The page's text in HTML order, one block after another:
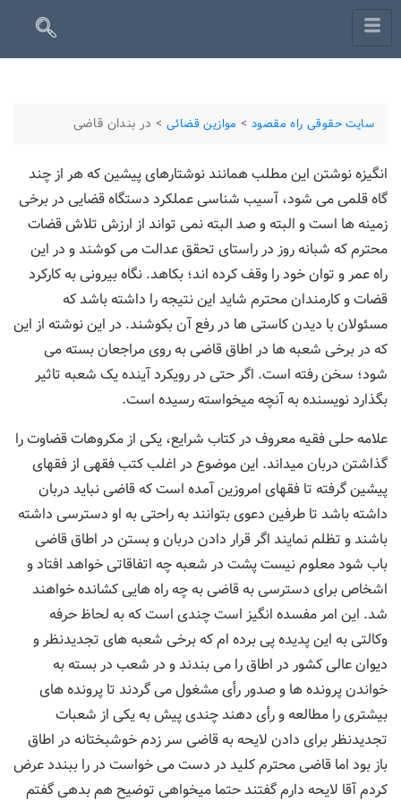
سایت حقوقی راه مقصود > موازین قضائی > در بندان قاضی
انگیزه نوشتن این مطلب همانند نوشتارهای پیشین که هر از چند
گاه قلمی می شود، آسیب شناسی عملکرد دستگاه قضایی در برخی
زمینه ها است و البته و صد البته نمی تواند از ارزش تلاش قضات
محترم که شبانه روز در راستای تحقق عدالت می کوشند و در این
راه عمر و توان خود را وقف کرده اند؛ بکاهد. نگاه بیرونی به کارکرد
قضات و کارمندان محترم شاید این نتیجه را داشته باشد که
مسئولان با دیدن کاستی ها در رفع آن بکوشند. در این نوشته از این
که در برخی شعبه ها در اطاق قاضی به روی مراجعان بسته می
شود؛ سخن رفته است. اگر حتی در رویکرد آینده یک شعبه تاثیر
بگذارد نویسنده به آنچه میخواسته رسیده است.
علامه حلی فقیه معروف در کتاب شرایع، یکی از مکروهات قضاوت را
گذاشتن دربان میداند. این موضوع در اغلب کتب فقهی از فقهای
پیشین گرفته تا فقهای امروزین آمده است که قاضی نباید دربان
داشته باشد تا طرفین دعوی بتوانند به راحتی به او دسترسی داشته
باشند و تظلم نمایند اگر قرار دادن دربان و بستن در اطاق قاضی
باب شود معلوم نیست پشت در شعبه چه اتفاقاتی خواهد افتاد و
اشخاص برای دسترسی به قاضی به چه راه هایی کشانده خواهند
شد. این امر مفسده انگیز است چندی است که به لحاظ حرفه
وکالتی به این پدیده پی برده ام که برخی شعبه های تجدیدنظر و
دیوان عالی کشور در اطاق را می بندند و در شعب در بسته به
خواندن پرونده ها و صدور رأی مشغول می گردند تا پرونده های
بیشتری را مطالعه و رأی دهند چندی پیش به یکی از شعبات
تجدیدنظر برای دادن لایحه به قاضی سر زدم خوشبختانه در اطاق
باز بود اما قاضی محترم کلید در دست می خواست در را ببندد عرض
کردم آقا لایحه دارم گفتند حتما میخواهی توضیح هم بدهی گفتم